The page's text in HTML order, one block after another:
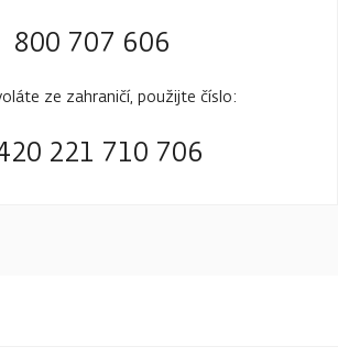
800 707 606
ze zahraničí, použijte číslo:
221 710 706